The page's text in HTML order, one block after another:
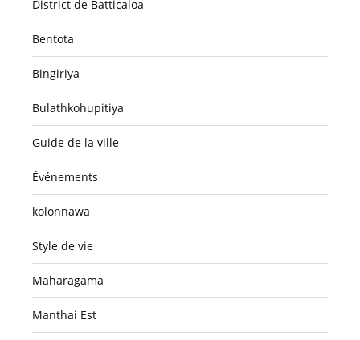
District de Batticaloa
Bentota
Bingiriya
Bulathkohupitiya
Guide de la ville
Événements
kolonnawa
Style de vie
Maharagama
Manthai Est